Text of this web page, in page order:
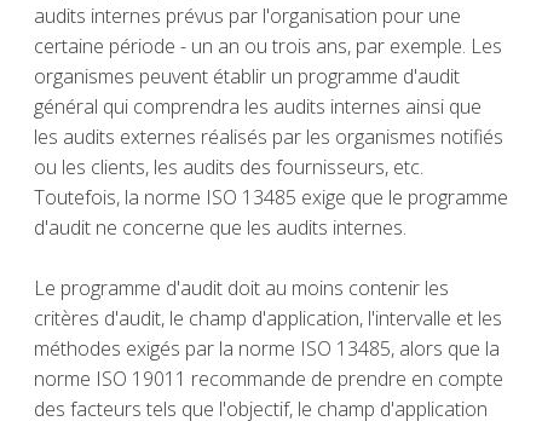
audits internes prévus par l'organisation pour une
certaine période - un an ou trois ans, par exemple. Les
organismes peuvent établir un programme d'audit
général qui comprendra les audits internes ainsi que
les audits externes réalisés par les organismes notifiés
ou les clients, les audits des fournisseurs, etc.
Toutefois, la norme ISO 13485 exige que le programme
d'audit ne concerne que les audits internes.
Le programme d'audit doit au moins contenir les
critères d'audit, le champ d'application, l'intervalle et les
méthodes exigés par la norme ISO 13485, alors que la
norme ISO 19011 recommande de prendre en compte
des facteurs tels que l'objectif, le champ d'application